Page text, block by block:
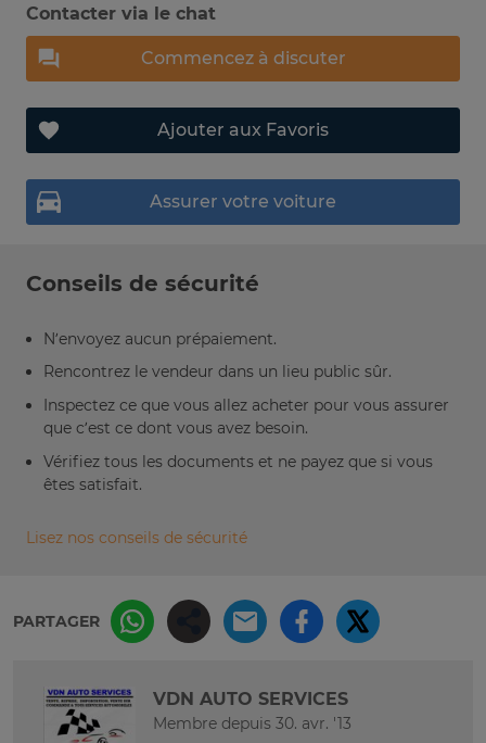
Contacter via le chat
Commencez à discuter
Ajouter aux Favoris
Assurer votre voiture
Conseils de sécurité
N’envoyez aucun prépaiement.
Rencontrez le vendeur dans un lieu public sûr.
Inspectez ce que vous allez acheter pour vous assurer
que c’est ce dont vous avez besoin.
Vérifiez tous les documents et ne payez que si vous
êtes satisfait.
Lisez nos conseils de sécurité
PARTAGER
VDN AUTO SERVICES
Membre depuis 30. avr. '13